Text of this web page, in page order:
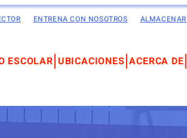
ENTRENA CON NOSOTROS ALMACENAR
ESCOLAR UBICACIONES ACERCA DE